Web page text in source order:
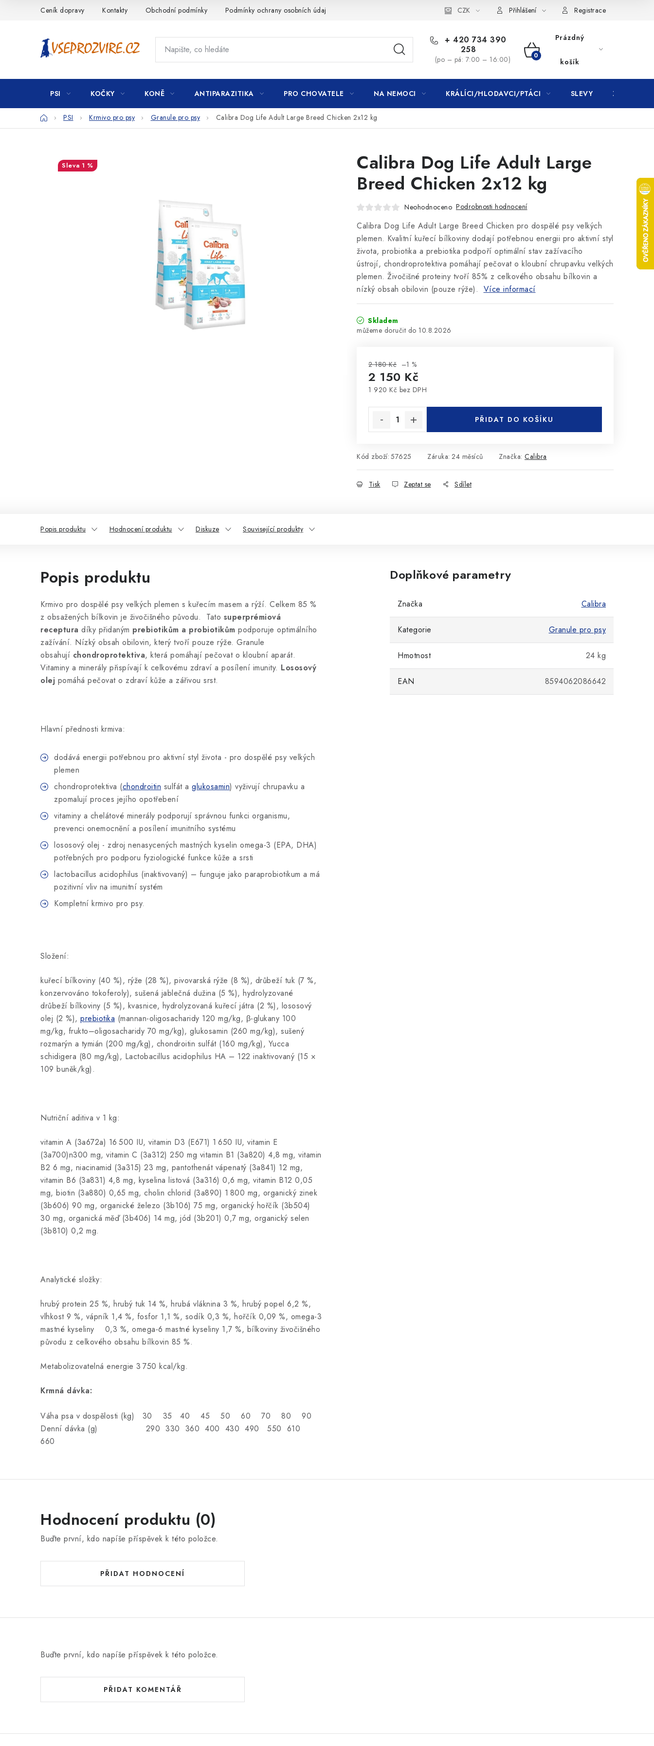
Ceník dopravy Kontakty Obchodní podmínky Podmínky ochrany osobních údajů CZK Přihlášení Registrace
+ 420 734 390
258
(po – pá: 7:00 – 16:00)
NÁKUPNÍ
KOŠÍK
Prázdný
košík
PSI KOČKY KONĚ ANTIPARAZITIKA PRO CHOVATELE NA NEMOCI KRÁLÍCI/HLODAVCI/PTÁCI SLEVY ZNAČKY
DomůPSI Krmivo pro psy Granule pro psy Calibra Dog Life Adult Large Breed Chicken 2x12 kg
Calibra Dog Life Adult Large
Breed Chicken 2x12 kg
Neohodnoceno Podrobnosti hodnocení
Calibra Dog Life Adult Large Breed Chicken pro dospělé psy velkých
plemen. Kvalitní kuřecí bílkoviny dodají potřebnou energii pro aktivní styl
života, probiotika a prebiotika podpoří optimální stav zažívacího
ústrojí, chondroprotektiva pomáhají pečovat o kloubní chrupavku velkých
plemen. Živočišné proteiny tvoří 85% z celkového obsahu bílkovin a
nízký obsah obilovin (pouze rýže). Více informací
Skladem
10.8.2026
2 180 Kč –1 %
2 150 Kč
1 920 Kč bez DPH
PŘIDAT DO KOŠÍKU
Kód zboží: 57625 Záruka: 24 měsíců Značka: Calibra
Tisk Zeptat se Sdílet
1 %
Popis produktu Hodnocení produktu Diskuze Související produkty
Popis produktu
Krmivo pro dospělé psy velkých plemen s kuřecím masem a rýží. Celkem 85 %
z obsažených bílkovin je živočišného původu. Tato superprémiová
receptura díky přidaným prebiotikům a probiotikům podporuje optimálního
zažívání. Nízký obsah obilovin, který tvoří pouze rýže. Granule
obsahují chondroprotektiva, která pomáhají pečovat o kloubní aparát.
Vitaminy a minerály přispívají k celkovému zdraví a posílení imunity. Lososový
olej pomáhá pečovat o zdraví kůže a zářivou srst.
Hlavní přednosti krmiva:
dodává energii potřebnou pro aktivní styl života - pro dospělé psy velkých
plemen
chondroprotektiva (chondroitin sulfát a glukosamin) vyživují chrupavku a
zpomalují proces jejího opotřebení
vitaminy a chelátové minerály podporují správnou funkci organismu,
prevenci onemocnění a posílení imunitního systému
lososový olej - zdroj nenasycených mastných kyselin omega-3 (EPA, DHA)
potřebných pro podporu fyziologické funkce kůže a srsti
lactobacillus acidophilus (inaktivovaný) – funguje jako paraprobiotikum a má
pozitivní vliv na imunitní systém
Kompletní krmivo pro psy.
Složení:
kuřecí bílkoviny (40 %), rýže (28 %), pivovarská rýže (8 %), drůbeží tuk (7 %,
konzervováno tokoferoly), sušená jablečná dužina (5 %), hydrolyzované
drůbeží bílkoviny (5 %), kvasnice, hydrolyzovaná kuřecí játra (2 %), lososový
olej (2 %), prebiotika (mannan-oligosacharidy 120 mg/kg, β-glukany 100
mg/kg, frukto–oligosacharidy 70 mg/kg), glukosamin (260 mg/kg), sušený
rozmarýn a tymián (200 mg/kg), chondroitin sulfát (160 mg/kg), Yucca
schidigera (80 mg/kg), Lactobacillus acidophilus HA – 122 inaktivovaný (15 ×
109 buněk/kg).
Nutriční aditiva v 1 kg:
vitamin A (3a672a) 16 500 IU, vitamin D3 (E671) 1 650 IU, vitamin E
(3a700)n300 mg, vitamin C (3a312) 250 mg vitamin B1 (3a820) 4,8 mg, vitamin
B2 6 mg, niacinamid (3a315) 23 mg, pantothenát vápenatý (3a841) 12 mg,
vitamin B6 (3a831) 4,8 mg, kyselina listová (3a316) 0,6 mg, vitamin B12 0,05
mg, biotin (3a880) 0,65 mg, cholin chlorid (3a890) 1 800 mg, organický zinek
(3b606) 90 mg, organické železo (3b106) 75 mg, organický hořčík (3b504)
30 mg, organická měď (3b406) 14 mg, jód (3b201) 0,7 mg, organický selen
(3b810) 0,2 mg.
Analytické složky:
hrubý protein 25 %, hrubý tuk 14 %, hrubá vláknina 3 %, hrubý popel 6,2 %,
vlhkost 9 %, vápník 1,4 %, fosfor 1,1 %, sodík 0,3 %, hořčík 0,09 %, omega-3
mastné kyseliny 0,3 %, omega-6 mastné kyseliny 1,7 %, bílkoviny živočišného
původu z celkového obsahu bílkovin 85 %.
Metabolizovatelná energie 3 750 kcal/kg.
Krmná dávka:
Váha psa v dospělosti (kg) 30 35 40 45 50 60 70 80 90
Denní dávka (g) 290 330 360 400 430 490 550 610
660
Doplňkové parametry
Značka Calibra
Kategorie Granule pro psy
Hmotnost 24 kg
EAN 8594062086642
Hodnocení produktu (0)
Buďte první, kdo napíše příspěvek k této položce.
PŘIDAT HODNOCENÍ
Buďte první, kdo napíše příspěvek k této položce.
PŘIDAT KOMENTÁŘ